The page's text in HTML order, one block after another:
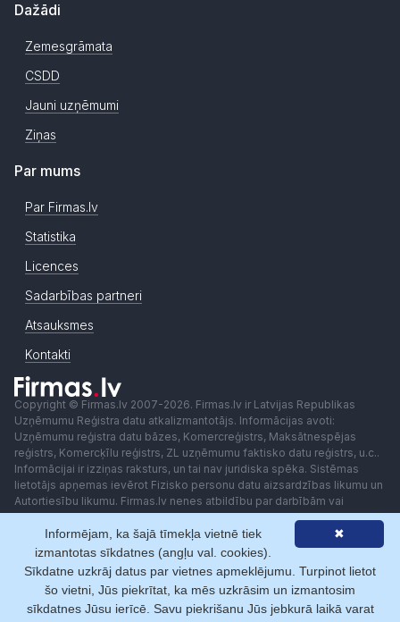
Dažādi
Zemesgrāmata
CSDD
Jauni uzņēmumi
Ziņas
Par mums
Par Firmas.lv
Statistika
Licences
Sadarbības partneri
Atsauksmes
Kontakti
Copyright © Firmas.lv 2007-2026. Firmas.lv ir Latvijas Republikas
Uzņēmumu Reģistra datu atkalizmantotājs. Informācijas avoti:
Uzņēmumu reģistra datu bāzes, Komercreģistrs, Maksātnespējas
reģistrs, Komercķīlu reģistrs, ZL uzņēmumu faktisko datu reģistrs, u.c..
Informācijai ir izziņas raksturs, un tai nav juridiska spēka. Sistēmas
lietotājs apņemas ievērot Fizisko personu datu aizsardzības likumu un
Autortiesību likumu. Firmas.lv nenes atbildību par darbībām vai
lēmumiem, kas balstīti uz saņemto pakalpojumu. Lietotājam aizliegts
izmantot jebkādas automatizētas sistēmas vai iekārtas (robotus)
piekļuvei sistēmai bez rakstiskas saskaņošanas ar Firmas.lv. Galvenā
redaktore: Ingūna Pempere.
Lietošanas noteikumi
Privātuma politika Norēķini ar
✖
Informējam, ka šajā tīmekļa vietnē tiek
izmantotas sīkdatnes (angļu val. cookies).
Sīkdatne uzkrāj datus par vietnes apmeklējumu. Turpinot lietot
šo vietni, Jūs piekrītat, ka mēs uzkrāsim un izmantosim
sīkdatnes Jūsu ierīcē. Savu piekrišanu Jūs jebkurā laikā varat